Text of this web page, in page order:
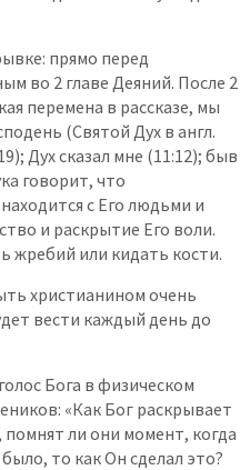
прямо перед
во 2 главе Деяний. После 2
перемена в рассказе, мы
(Святой Дух в англ.
Дух сказал мне (11:12); быв
говорит, что
с Его людьми и
и раскрытие Его воли.
жребий или кидать кости.
христианином очень
вести каждый день до
Бога в физическом
«Как Бог раскрывает
ли они момент, когда
то как Он сделал это?